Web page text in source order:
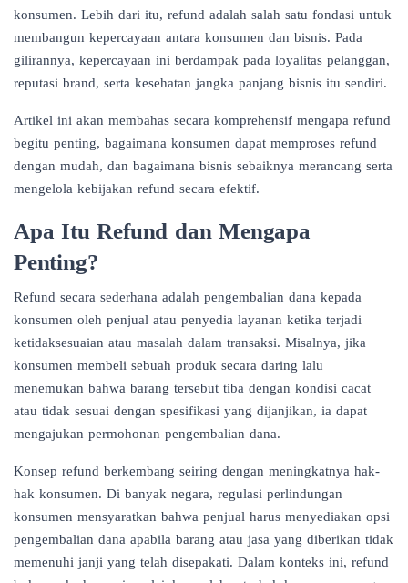
konsumen. Lebih dari itu, refund adalah salah satu fondasi untuk
membangun kepercayaan antara konsumen dan bisnis. Pada
gilirannya, kepercayaan ini berdampak pada loyalitas pelanggan,
reputasi brand, serta kesehatan jangka panjang bisnis itu sendiri.
Artikel ini akan membahas secara komprehensif mengapa refund
begitu penting, bagaimana konsumen dapat memproses refund
dengan mudah, dan bagaimana bisnis sebaiknya merancang serta
mengelola kebijakan refund secara efektif.
Apa Itu Refund dan Mengapa
Penting?
Refund secara sederhana adalah pengembalian dana kepada
konsumen oleh penjual atau penyedia layanan ketika terjadi
ketidaksesuaian atau masalah dalam transaksi. Misalnya, jika
konsumen membeli sebuah produk secara daring lalu
menemukan bahwa barang tersebut tiba dengan kondisi cacat
atau tidak sesuai dengan spesifikasi yang dijanjikan, ia dapat
mengajukan permohonan pengembalian dana.
Konsep refund berkembang seiring dengan meningkatnya hak-
hak konsumen. Di banyak negara, regulasi perlindungan
konsumen mensyaratkan bahwa penjual harus menyediakan opsi
pengembalian dana apabila barang atau jasa yang diberikan tidak
memenuhi janji yang telah disepakati. Dalam konteks ini, refund